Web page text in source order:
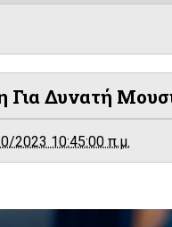
Για Δυνατή
2023 10:45:00 π.μ.